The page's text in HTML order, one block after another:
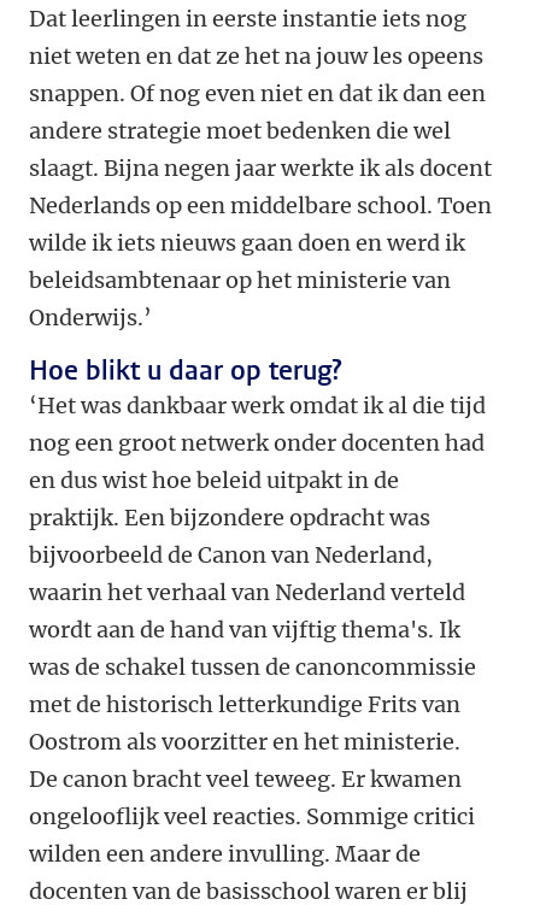
Dat leerlingen in eerste instantie iets nog
niet weten en dat ze het na jouw les opeens
snappen. Of nog even niet en dat ik dan een
andere strategie moet bedenken die wel
slaagt. Bijna negen jaar werkte ik als docent
Nederlands op een middelbare school. Toen
wilde ik iets nieuws gaan doen en werd ik
beleidsambtenaar op het ministerie van
Onderwijs.’
Hoe blikt u daar op terug?
‘Het was dankbaar werk omdat ik al die tijd
nog een groot netwerk onder docenten had
en dus wist hoe beleid uitpakt in de
praktijk. Een bijzondere opdracht was
bijvoorbeeld de Canon van Nederland,
waarin het verhaal van Nederland verteld
wordt aan de hand van vijftig thema's. Ik
was de schakel tussen de canoncommissie
met de historisch letterkundige Frits van
Oostrom als voorzitter en het ministerie.
De canon bracht veel teweeg. Er kwamen
ongelooflijk veel reacties. Sommige critici
wilden een andere invulling. Maar de
docenten van de basisschool waren er blij